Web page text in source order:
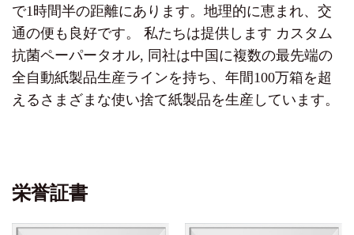
で1時間半の距離にあります。地理的に恵まれ、交
通の便も良好です。 私たちは提供します カスタム
抗菌ペーパータオル , 同社は中国に複数の最先端の
全自動紙製品生産ラインを持ち、年間100万箱を超
えるさまざまな使い捨て紙製品を生産しています。
栄誉証書